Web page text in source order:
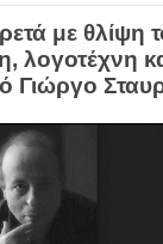
με θλίψη
λογοτέχνη
Γιώργο